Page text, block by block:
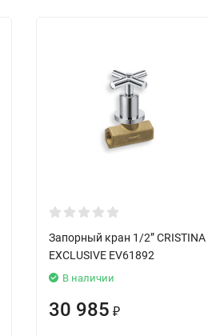
Запорный кран 1/2” CRISTINA
EXCLUSIVE EV61892
В наличии
30 985 ₽